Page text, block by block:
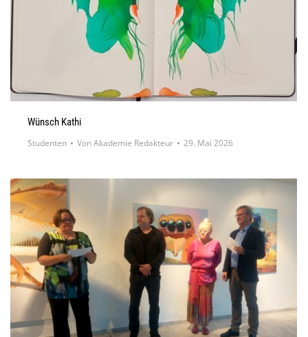
Wünsch Kathi
Studenten VonAkademie Redakteur 29. Mai 2026